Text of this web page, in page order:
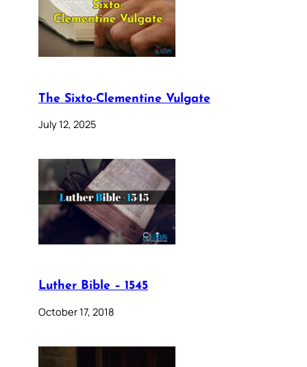
The Sixto-Clementine Vulgate
July 12, 2025
Luther Bible – 1545
October 17, 2018